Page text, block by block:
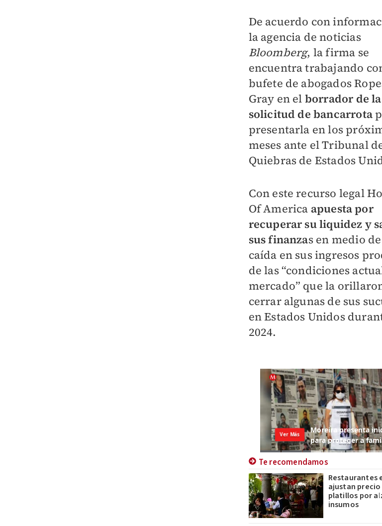
De acuerdo con
la agencia de noticias
Bloomberg, la firma se
encuentra trabajando
bufete de abogados
Gray en el borrador de la
solicitud de bancarrota
presentarla en los
meses ante el Tribunal
Quiebras de Estados
Con este recurso legal
Of America apuesta por
recuperar su liquidez y
sus finanzas en medio
caída en sus ingresos
de las “condiciones
mercado” que la
cerrar algunas de sus
en Estados Unidos
2024.
Te recomendamos
Restaurantes
ajustan precio
platillos por
insumos